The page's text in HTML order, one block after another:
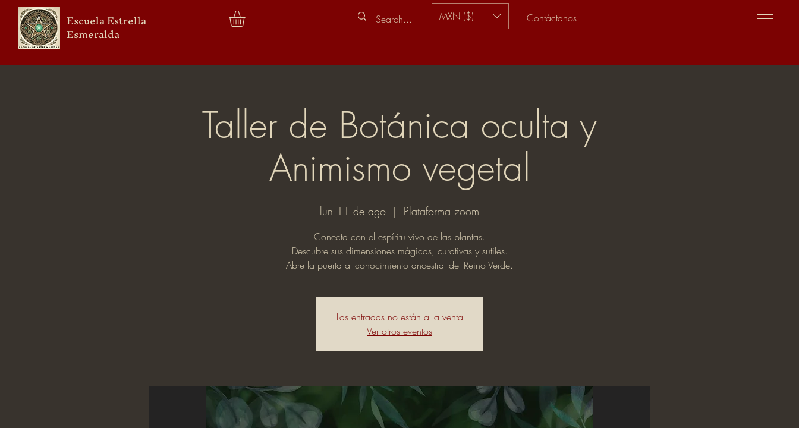
Escuela Estrella
Esmeralda
Contáctanos
MXN ($)
Taller de Botánica oculta y
Animismo vegetal
lun 11 de ago
  |
Plataforma zoom
Conecta con el espíritu vivo de las plantas.
Descubre sus dimensiones mágicas, curativas y sutiles.
Abre la puerta al conocimiento ancestral del Reino Verde.
Las entradas no están a la venta
Ver otros eventos